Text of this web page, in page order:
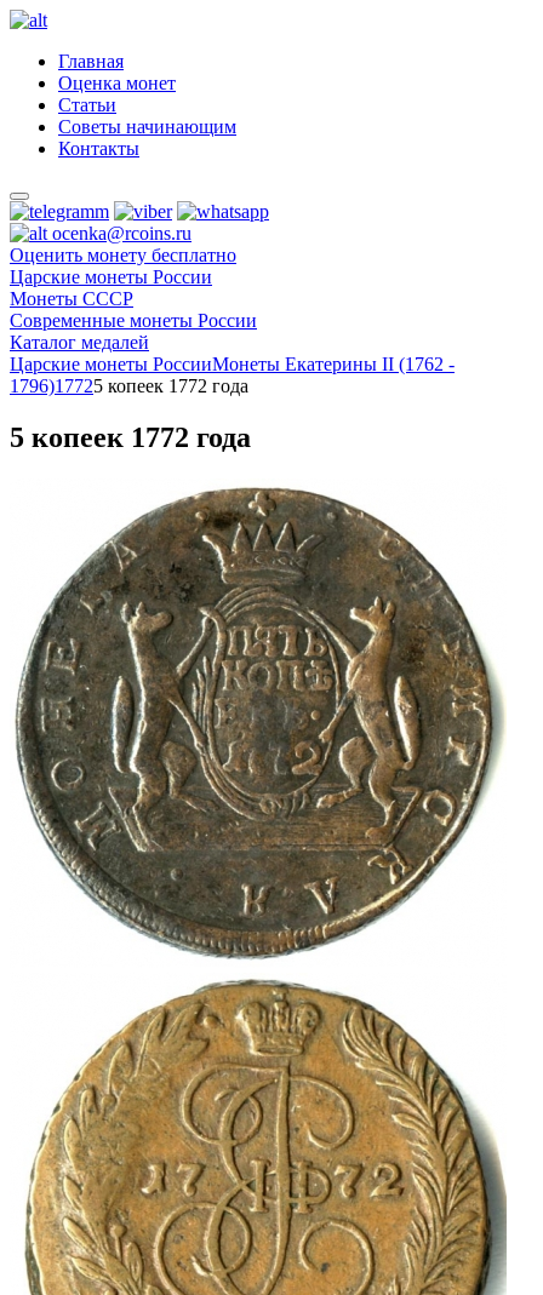
Главная
Оценка монет
Статьи
Советы начинающим
Контакты
ocenka@rcoins.ru
Оценить монету бесплатно
Царские монеты России
Монеты СССР
Современные монеты России
Каталог медалей
Царские монеты РоссииМонеты Екатерины II (1762 -
1796)17725 копеек 1772 года
5 копеек 1772 года